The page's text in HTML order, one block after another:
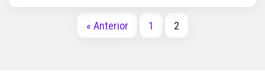
« Anterior 1 2